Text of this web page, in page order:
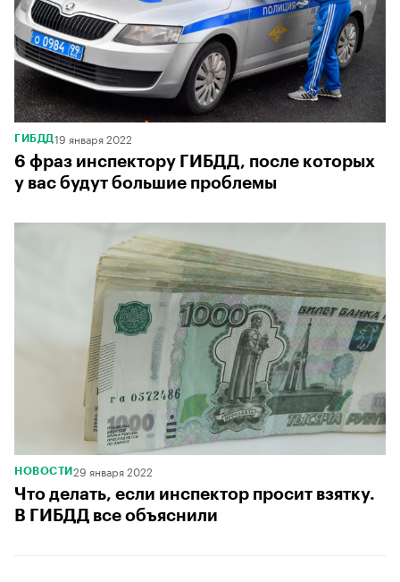
ГИБДД 19 января 2022
6 фраз инспектору ГИБДД, после которых
у вас будут большие проблемы
НОВОСТИ 29 января 2022
Что делать, если инспектор просит взятку.
В ГИБДД все объяснили